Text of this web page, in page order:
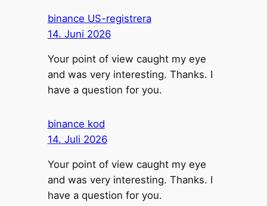
binance US-registrera
14. Juni 2026
Your point of view caught my eye
and was very interesting. Thanks. I
have a question for you.
binance kod
14. Juli 2026
Your point of view caught my eye
and was very interesting. Thanks. I
have a question for you.